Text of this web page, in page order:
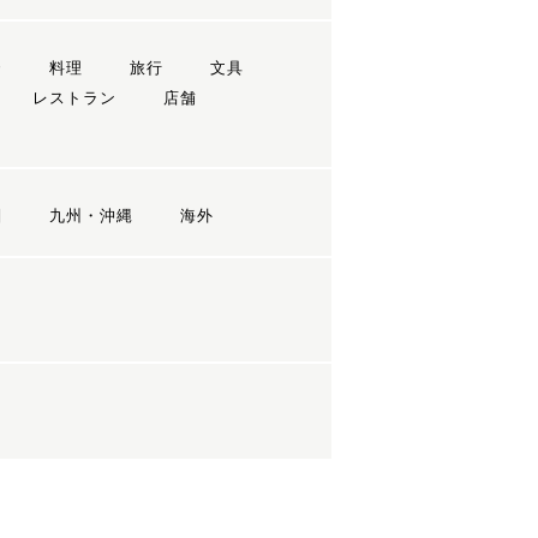
料理 旅行
文具
レストラン
店舗
九州・沖縄 海外